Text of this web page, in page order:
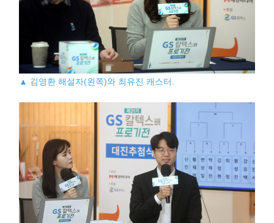
▲ 김영환 해설자(왼쪽)와 최유진 캐스터.